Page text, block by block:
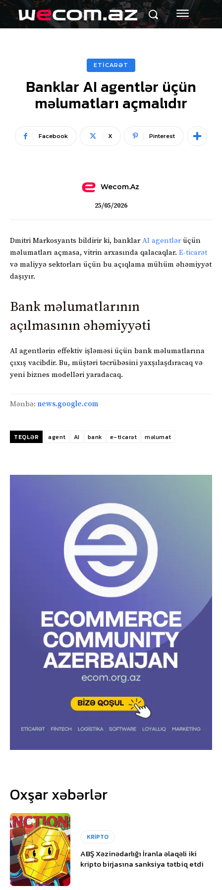
ETİCARƏT
Banklar AI agentlər üçün
məlumatları açmalıdır
Facebook X Pinterest
Wecom.az
25/05/2026
Dmitri Markosyants bildirir ki, banklarAI agentlərüçün
məlumatları açmasa, vitrin arxasında qalacaqlar. E-ticarət
və maliyyə sektorları üçün bu açıqlama mühüm əhəmiyyət
daşıyır.
Bank məlumatlarının
açılmasının əhəmiyyəti
AI agentlərin effektiv işləməsi üçün bank məlumatlarına
çıxış vacibdir. Bu, müştəri təcrübəsini yaxşılaşdıracaq və
yeni biznes modelləri yaradacaq.
Mənbə: news.google.com
TEQLƏR agent AI bank e-ticarət məlumat
Oxşar xəbərlər
KRİPTO
ABŞ Xəzinədarlığı İranla əlaqəli iki
kripto birjasına sanksiya tətbiq etdi